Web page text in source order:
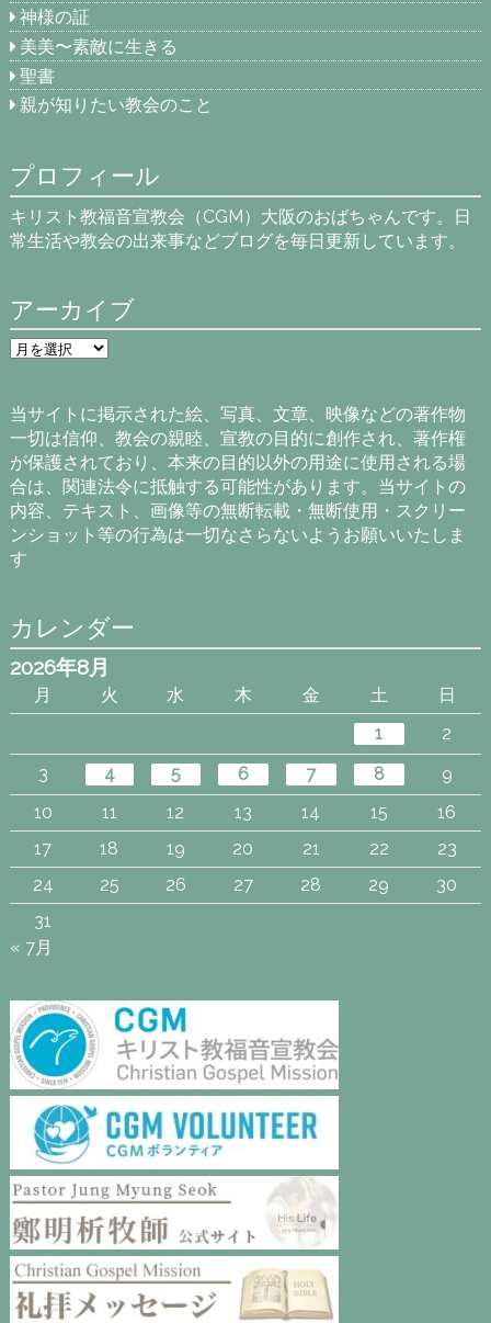
神様の証
美美〜素敵に生きる
聖書
親が知りたい教会のこと
プロフィール
キリスト教福音宣教会（CGM）大阪のおばちゃんです。日
常生活や教会の出来事などブログを毎日更新しています。
アーカイブ
ア
ー
ブ
当サイトに掲示された絵、写真、文章、映像などの著作物
一切は信仰、教会の親睦、宣教の目的に創作され、著作権
が保護されており、本来の目的以外の用途に使用される場
合は、関連法令に抵触する可能性があります。当サイトの
内容、テキスト、画像等の無断転載・無断使用・スクリー
ンショット等の行為は一切なさらないようお願いいたしま
す
カレンダー
2026年8月
月 火 水 木 金 土
日
1
2
3
4 5 6 7 8
9
10
11 12 13 14 15
16
17
18 19 20 21 22
23
24
25 26 27 28 29
30
31
« 7月